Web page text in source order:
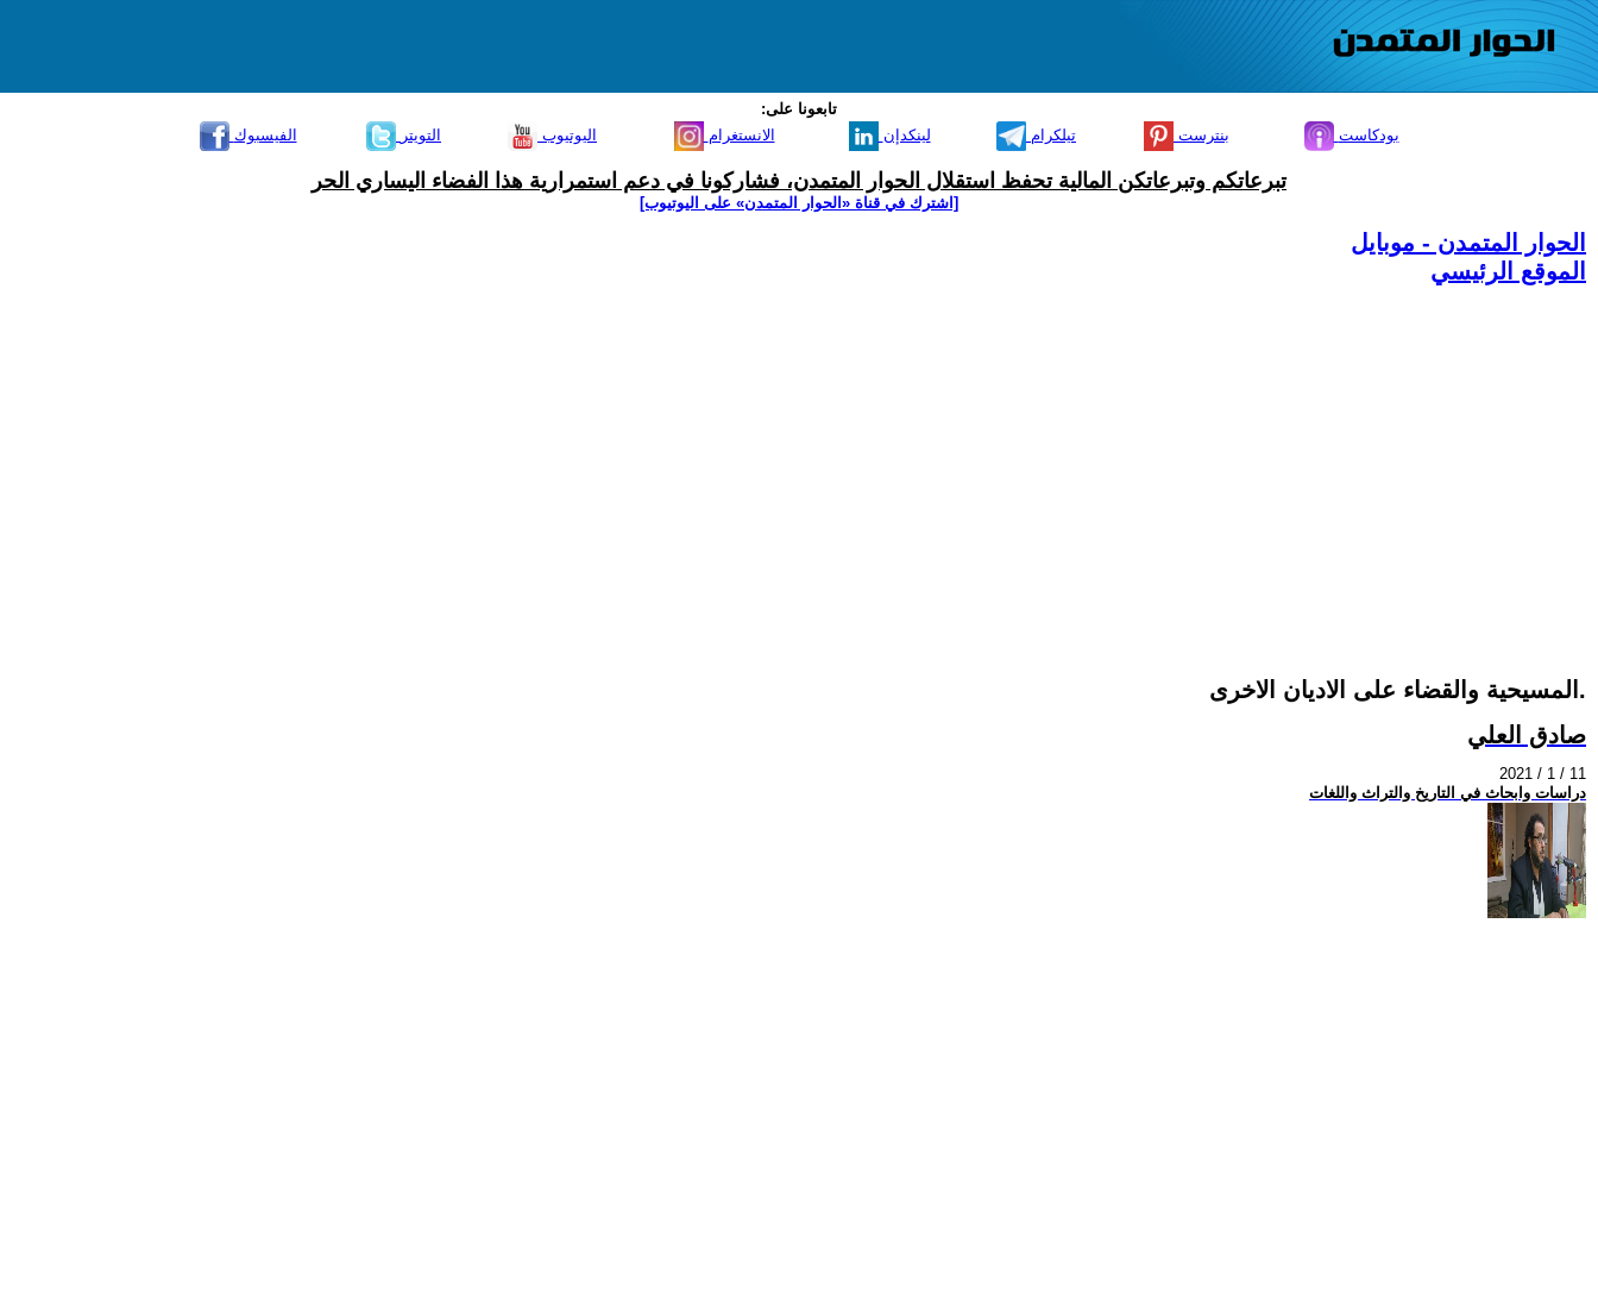
تابعونا على:
الفيسبوك
التويتر اليوتيوب الانستغرام لينكدإن تيلكرام بنترست بودكاست
تبرعاتكم وتبرعاتكن المالية تحفظ استقلال الحوار المتمدن، فشاركونا في دعم استمرارية هذا الفضاء اليساري الحر
[اشترك في قناة ‫«الحوار المتمدن» على اليوتيوب]
الحوار المتمدن - موبايل
الموقع الرئيسي
المسيحية والقضاء على الاديان الاخرى.
صادق العلي
2021 / 1 / 11
دراسات وابحاث في التاريخ والتراث واللغات